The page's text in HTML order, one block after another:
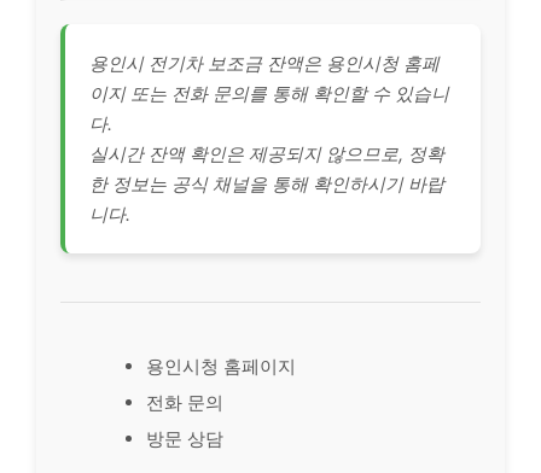
용인시 전기차 보조금 잔액은 용인시청 홈페
이지 또는 전화 문의를 통해 확인할 수 있습니
다.
실시간 잔액 확인은 제공되지 않으므로, 정확
한 정보는 공식 채널을 통해 확인하시기 바랍
니다.
용인시청 홈페이지
전화 문의
방문 상담